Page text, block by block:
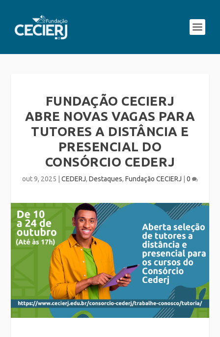
FUNDAÇÃO CECIERJ
ABRE NOVAS VAGAS PARA
TUTORES A DISTÂNCIA E
PRESENCIAL DO
CONSÓRCIO CEDERJ
out 9, 2025 CEDERJ, Destaques, Fundação CECIERJ 0